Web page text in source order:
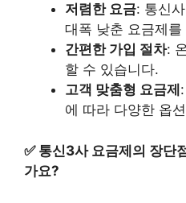
저렴한 요금: 통신
대폭 낮춘 요금제를
간편한 가입 절차:
할 수 있습니다.
고객 맞춤형 요금제
에 따라 다양한 옵
✅ 통신3사 요금제의 장단
가요?